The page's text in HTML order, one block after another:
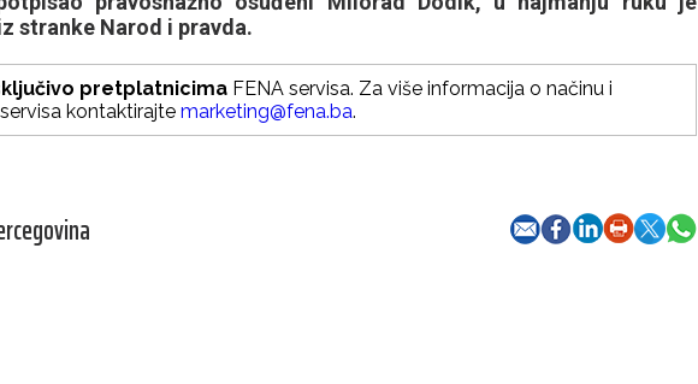
stranke Narod i pravda.
pretplatnicima FENA servisa. Za više informacija o načinu i
kontaktirajte marketing@fena.ba.